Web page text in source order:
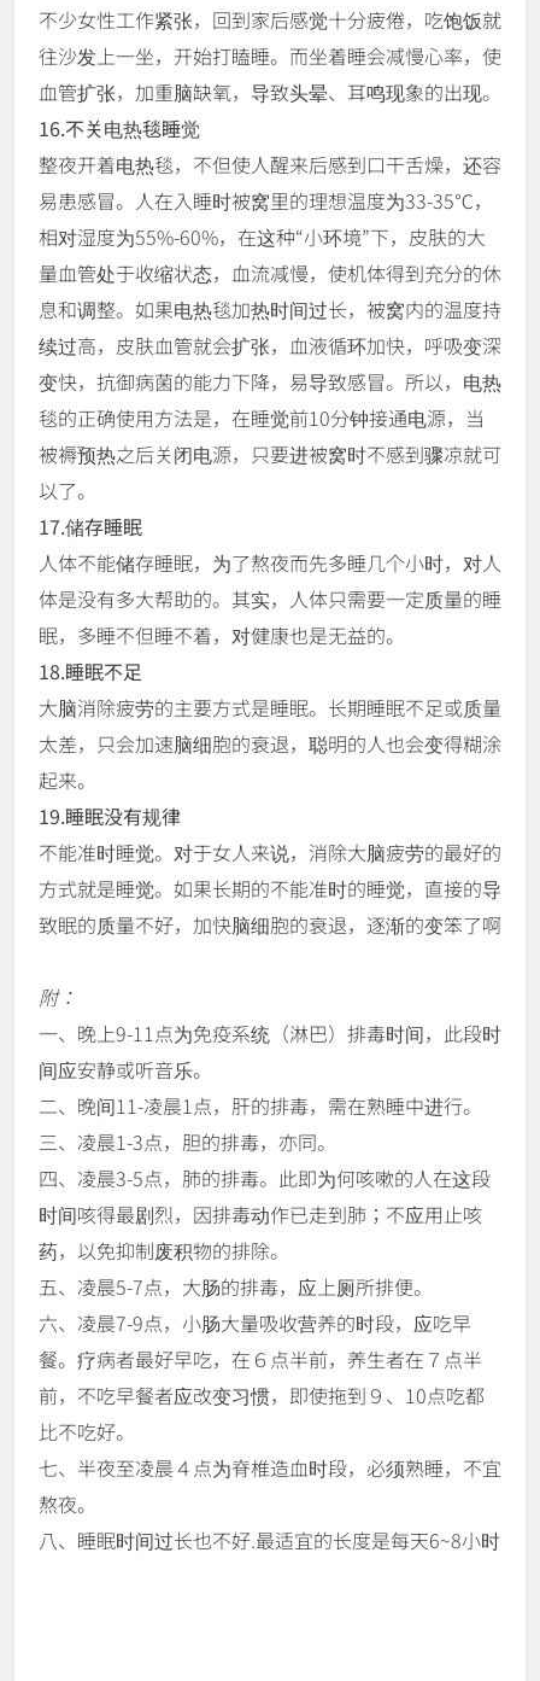
不少女性工作紧张，回到家后感觉十分疲倦，吃饱饭就
往沙发上一坐，开始打瞌睡。而坐着睡会减慢心率，使
血管扩张，加重脑缺氧，导致头晕、耳鸣现象的出现。
16.不关电热毯睡觉
整夜开着电热毯，不但使人醒来后感到口干舌燥，还容
易患感冒。人在入睡时被窝里的理想温度为33-35℃，
相对湿度为55%-60%，在这种“小环境”下，皮肤的大
量血管处于收缩状态，血流减慢，使机体得到充分的休
息和调整。如果电热毯加热时间过长，被窝内的温度持
续过高，皮肤血管就会扩张，血液循环加快，呼吸变深
变快，抗御病菌的能力下降，易导致感冒。所以，电热
毯的正确使用方法是，在睡觉前10分钟接通电源，当
被褥预热之后关闭电源，只要进被窝时不感到骤凉就可
以了。
17.储存睡眠
人体不能储存睡眠，为了熬夜而先多睡几个小时，对人
体是没有多大帮助的。其实，人体只需要一定质量的睡
眠，多睡不但睡不着，对健康也是无益的。
18.睡眠不足
大脑消除疲劳的主要方式是睡眠。长期睡眠不足或质量
太差，只会加速脑细胞的衰退，聪明的人也会变得糊涂
起来。
19.睡眠没有规律
不能准时睡觉。对于女人来说，消除大脑疲劳的最好的
方式就是睡觉。如果长期的不能准时的睡觉，直接的导
致眠的质量不好，加快脑细胞的衰退，逐渐的变笨了啊
附：
一、晚上9-11点为免疫系统（淋巴）排毒时间，此段时
间应安静或听音乐。
二、晚间11-凌晨1点，肝的排毒，需在熟睡中进行。
三、凌晨1-3点，胆的排毒，亦同。
四、凌晨3-5点，肺的排毒。此即为何咳嗽的人在这段
时间咳得最剧烈，因排毒动作已走到肺；不应用止咳
药，以免抑制废积物的排除。
五、凌晨5-7点，大肠的排毒，应上厕所排便。
六、凌晨7-9点，小肠大量吸收营养的时段，应吃早
餐。疗病者最好早吃，在６点半前，养生者在７点半
前，不吃早餐者应改变习惯，即使拖到９、10点吃都
比不吃好。
七、半夜至凌晨４点为脊椎造血时段，必须熟睡，不宜
熬夜。
八、睡眠时间过长也不好.最适宜的长度是每天6~8小时